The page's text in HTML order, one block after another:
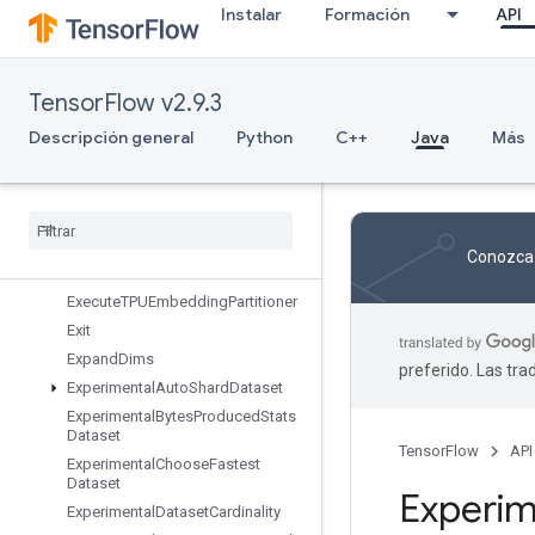
Instalar Formación API
TensorFlow v2.9.3
Descripción general Python C++ Java Más
EnqueueTPUEmbeddingArbitraryTensorBatch
EnqueueTPUEmbeddingBatch
EnqueueTPUEmbeddingRaggedTensorBatch
EnqueueTPUEmbeddingSparseBatch
EnsureShape
ExecuteTPUEmbeddingPartitioner
Exit
ExpandDims
Experimental AutoShardDataset
Experimental BytesProducedStats
Dataset
Experimental ChooseFastest
Dataset
Experimental DatasetCardinality
preferido. Las
TensorFlow API